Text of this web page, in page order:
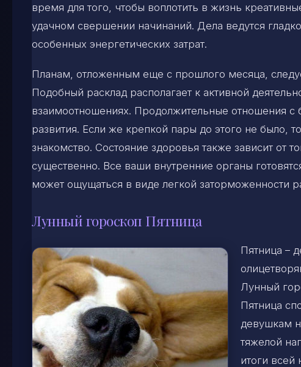
время для того, чтобы воплотить в жизнь
удачном свершении начинаний. Дела ведутся
особенных энергетических затрат.
Планам, отложенным еще с прошлого месяца,
Подобный расклад располагает к активной
взаимоотношениях. Продолжительные отношения с
развития. Если же крепкой пары до этого не было,
знакомство. Состояние здоровья также зависит от
существенно. Все ваши внутренние органы
может ощущаться в виде легкой заторможенности
Лунный гороскоп Пятница
Пятница –
Лунный
Пятница
девушкам
тяжелой
итоги всей